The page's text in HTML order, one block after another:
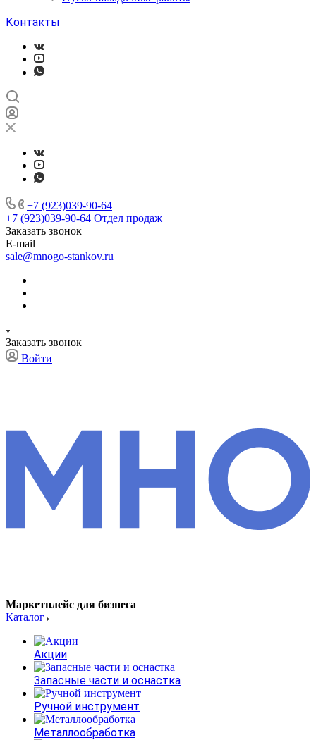
Контакты
+7 (923)039-90-64
+7 (923)039-90-64 Отдел продаж
Заказать звонок
E-mail
sale@mnogo-stankov.ru
Заказать звонок
Войти
Маркетплейс для бизнеса
Каталог
Акции
Запасные части и оснастка
Ручной инструмент
Металлообработка